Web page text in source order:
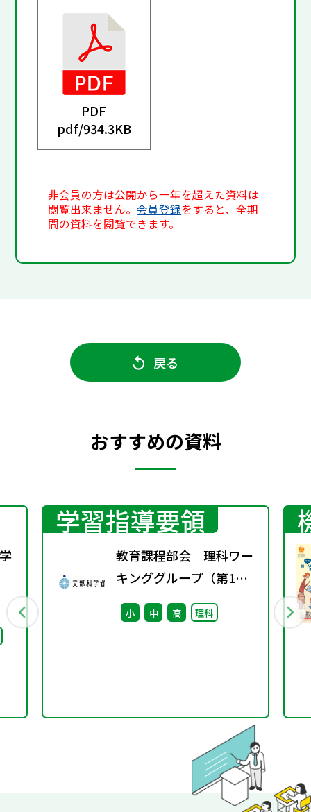
PDF
pdf/934.3KB
非会員の方は公開から一年を超えた資料は
閲覧出来ません。会員登録をすると、全期
間の資料を閲覧できます。
戻る
おすすめの資料
学習指導要領
教育課程部会 理科ワー
キンググループ（第1
回） 配付資料
小 中 高 理科